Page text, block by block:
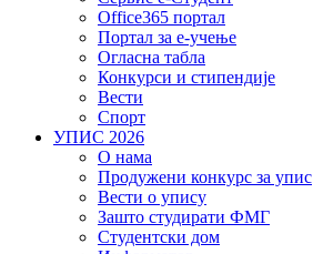
Office365 портал
Портал за е-учење
Огласна табла
Конкурси и стипендије
Вести
Спорт
УПИС 2026
О нама
Продужени конкурс за упис
Вести о упису
Зашто студирати ФМГ
Студентски дом